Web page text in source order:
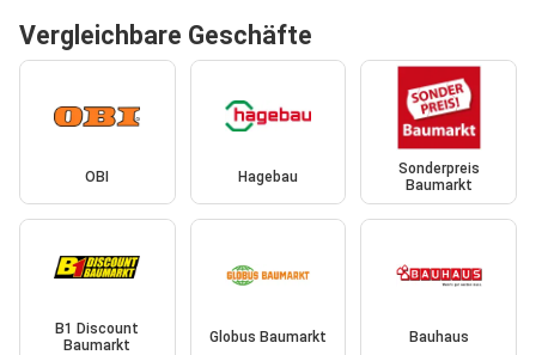
Vergleichbare Geschäfte
OBI Hagebau
Sonderpreis
Baumarkt
B1 Discount
Baumarkt
Globus Baumarkt Bauhaus